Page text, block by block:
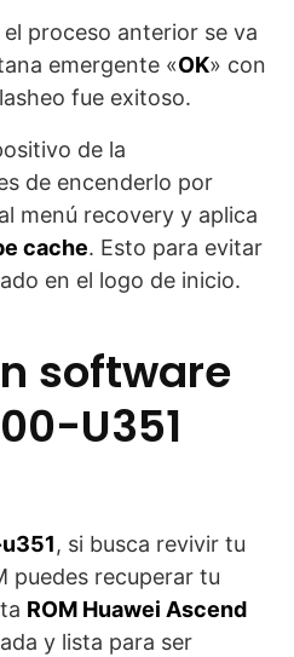
proceso anterior se va
emergente «OK» con
fue exitoso.
de la
de encenderlo por
menú recovery y aplica
cache. Esto para evitar
en el logo de inicio.
software
U351
, si busca revivir tu
puedes recuperar tu
ROM Huawei Ascend
y lista para ser